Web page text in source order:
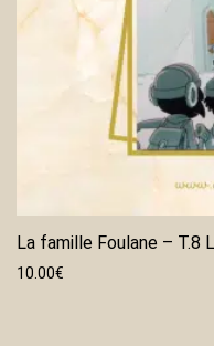
La famille Foulane – T.8
10.00€